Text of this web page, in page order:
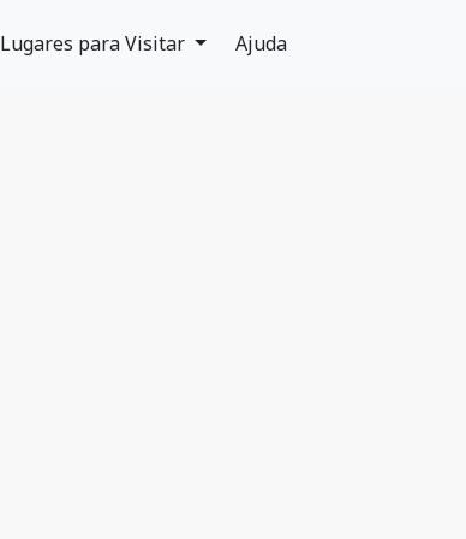
Lugares para Visitar Ajuda